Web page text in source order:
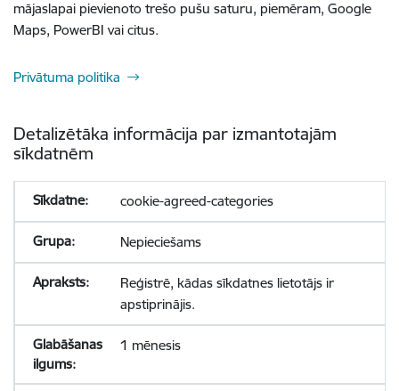
mājaslapai pievienoto trešo pušu saturu, piemēram, Google
Maps, PowerBI vai citus.
Privātuma politika
Detalizētāka informācija par izmantotajām
sīkdatnēm
cookie-agreed-categories
Nepieciešams
Reģistrē, kādas sīkdatnes lietotājs ir
apstiprinājis.
1 mēnesis